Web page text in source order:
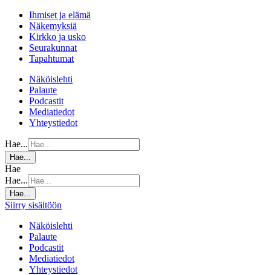
Ihmiset ja elämä
Näkemyksiä
Kirkko ja usko
Seurakunnat
Tapahtumat
Näköislehti
Palaute
Podcastit
Mediatiedot
Yhteystiedot
Hae...
Hae...
Hae
Hae...
Hae...
Siirry sisältöön
Näköislehti
Palaute
Podcastit
Mediatiedot
Yhteystiedot